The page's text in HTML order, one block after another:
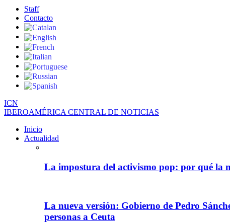
Staff
Contacto
ICN
IBEROAMÉRICA CENTRAL DE NOTICIAS
Inicio
Actualidad
La impostura del activismo pop: por qué la
La nueva versión: Gobierno de Pedro
personas a Ceuta